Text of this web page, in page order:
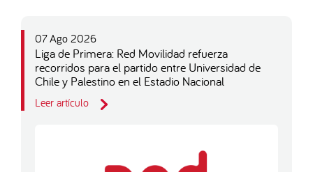
07 Ago 2026
Liga de Primera: Red Movilidad refuerza
recorridos para el partido entre Universidad de
Chile y Palestino en el Estadio Nacional
Leer artículo